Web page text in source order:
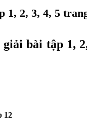
2, 3, 4, 5
bài tập 1,
12